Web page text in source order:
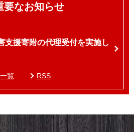
要なお知らせ
支援寄附の代理受付を実施し
一覧 RSS